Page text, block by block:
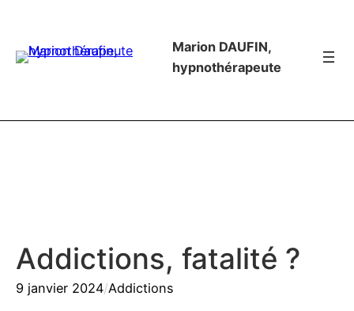
Marion DAUFIN,
hypnothérapeute
Addictions, fatalité ?
9 janvier 2024/Addictions